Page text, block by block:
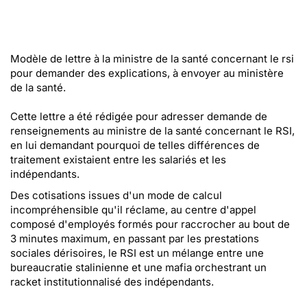
Modèle de lettre à la ministre de la santé concernant le rsi
pour demander des explications, à envoyer au ministère
de la santé.
Cette lettre a été rédigée pour adresser demande de
renseignements au ministre de la santé concernant le RSI,
en lui demandant pourquoi de telles différences de
traitement existaient entre les salariés et les
indépendants.
Des cotisations issues d'un mode de calcul
incompréhensible qu'il réclame, au centre d'appel
composé d'employés formés pour raccrocher au bout de
3 minutes maximum, en passant par les prestations
sociales dérisoires, le RSI est un mélange entre une
bureaucratie stalinienne et une mafia orchestrant un
racket institutionnalisé des indépendants.